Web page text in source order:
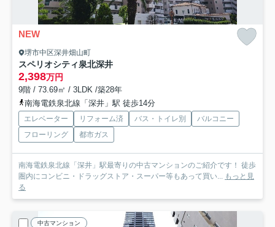
NEW
堺市中区深井畑山町
スペリオシティ泉北深井
2,398万円
9階 / 73.69㎡ / 3LDK /築28年
南海電鉄泉北線「深井」駅 徒歩14分
エレベーター リフォーム済 バス・トイレ別
バルコニー
フローリング
都市ガス
南海電鉄泉北線「深井」駅最寄りの中古マンションのご紹介です！ 徒歩
圏内にコンビニ・ドラッグストア・スーパー等もあって買い... もっと見
る
中古マンション